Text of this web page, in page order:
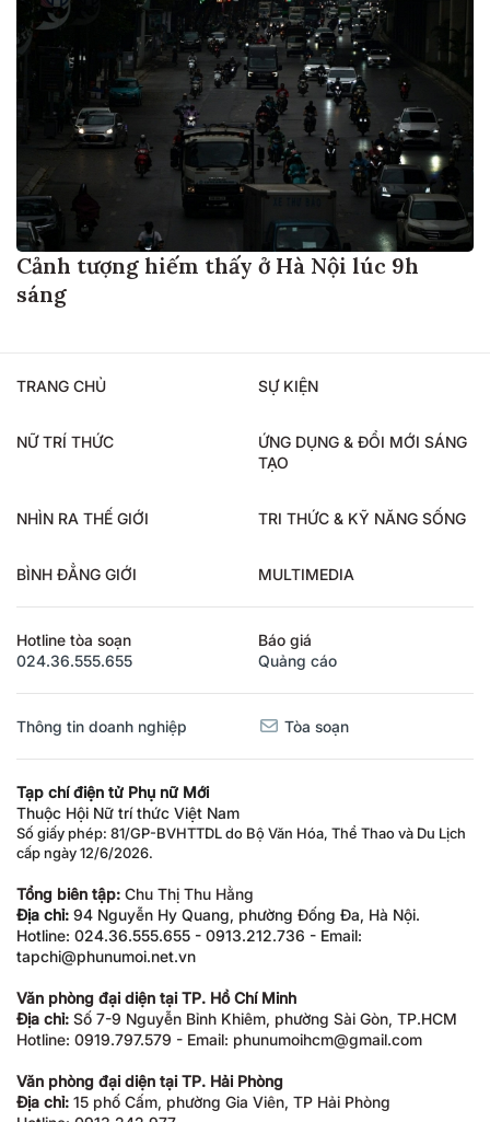
Cảnh tượng hiếm thấy ở Hà Nội lúc 9h
sáng
TRANG CHỦ SỰ KIỆN
NỮ TRÍ THỨC
ỨNG DỤNG & ĐỔI MỚI SÁNG
TẠO
NHÌN RA THẾ GIỚI TRI THỨC & KỸ NĂNG SỐNG
BÌNH ĐẲNG GIỚI MULTIMEDIA
Hotline tòa soạn
024.36.555.655
Báo giá
Quảng cáo
Thông tin doanh nghiệp Tòa soạn
Tạp chí điện tử Phụ nữ Mới
Thuộc Hội Nữ trí thức Việt Nam
Số giấy phép: 81/GP-BVHTTDL do Bộ Văn Hóa, Thể Thao và Du Lịch
cấp ngày 12/6/2026.
Tổng biên tập: Chu Thị Thu Hằng
Địa chỉ: 94 Nguyễn Hy Quang, phường Đống Đa, Hà Nội.
Hotline: 024.36.555.655 - 0913.212.736 - Email:
tapchi@phunumoi.net.vn
Văn phòng đại diện tại TP. Hồ Chí Minh
Địa chỉ: Số 7-9 Nguyễn Bỉnh Khiêm, phường Sài Gòn, TP.HCM
Hotline: 0919.797.579 - Email: phunumoihcm@gmail.com
Văn phòng đại diện tại TP. Hải Phòng
Địa chỉ: 15 phố Cấm, phường Gia Viên, TP Hải Phòng